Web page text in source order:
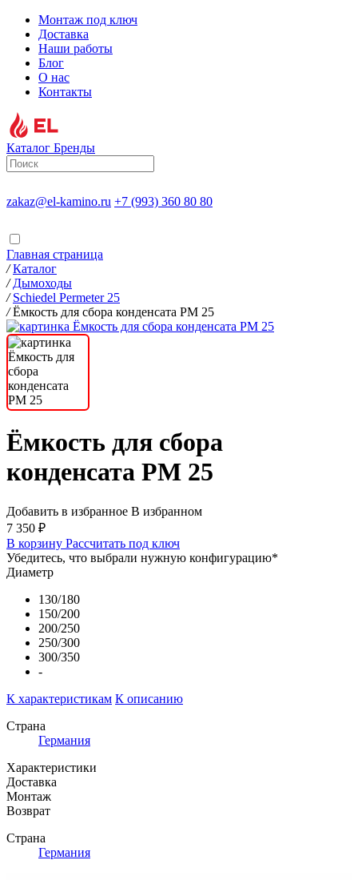
Монтаж под ключ
Доставка
Наши работы
Блог
О нас
Контакты
Каталог Бренды
zakaz@el-kamino.ru +7 (993) 360 80 80
Главная страница
/ Каталог
/ Дымоходы
/ Schiedel Permeter 25
/ Ёмкость для сбора конденсата PM 25
Ёмкость для сбора
конденсата PM 25
Добавить в избранное В избранном
7 350 ₽
В корзину Рассчитать под ключ
Убедитесь, что выбрали нужную конфигурацию*
Диаметр
130/180
150/200
200/250
250/300
300/350
-
К характеристикам К описанию
Страна
Германия
Характеристики
Доставка
Монтаж
Возврат
Страна
Германия